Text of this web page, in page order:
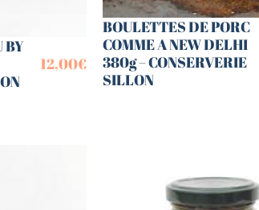
BY
12,00€
BOULETTES DE PORC
COMME A NEW DELHI
380g – CONSERVERIE
SILLON